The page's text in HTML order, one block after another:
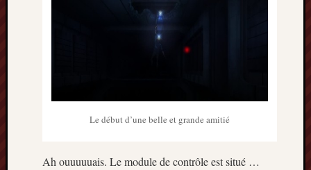
Le début d’une belle et grande amitié
Ah ouuuuuais. Le module de contrôle est situé …